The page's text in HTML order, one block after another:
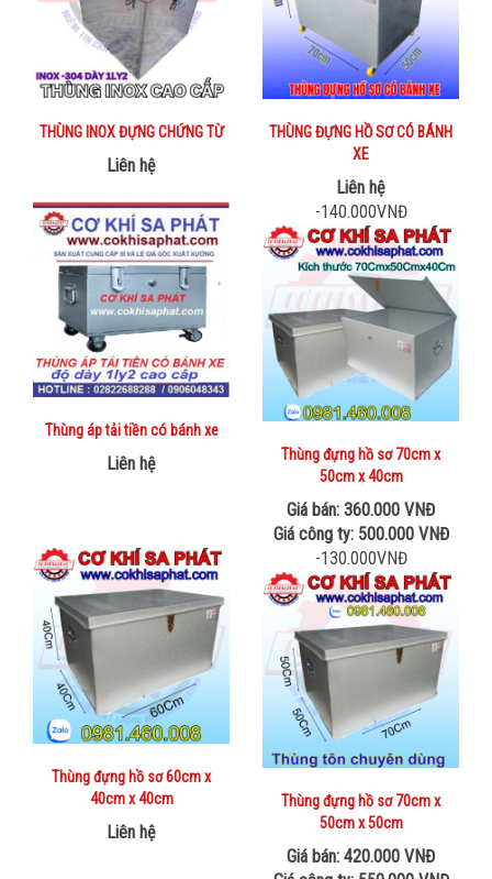
THÙNG INOX ĐỰNG CHỨNG TỪ
Liên hệ
THÙNG ĐỰNG HỒ SƠ CÓ BÁNH
XE
Liên hệ
Thùng áp tải tiền có bánh xe
Liên hệ
-140.000VNĐ
Thùng đựng hồ sơ 70cm x
50cm x 40cm
Giá bán: 360.000 VNĐ
Giá công ty: 500.000 VNĐ
Thùng đựng hồ sơ 60cm x
40cm x 40cm
Liên hệ
-130.000VNĐ
Thùng đựng hồ sơ 70cm x
50cm x 50cm
Giá bán: 420.000 VNĐ